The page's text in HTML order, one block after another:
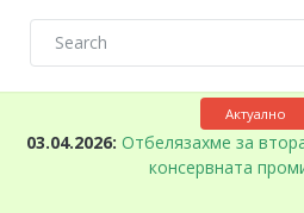
Актуално
03.04.2026: Отбелязахме за
консервната